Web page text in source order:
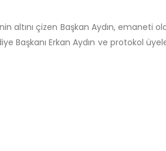
altını çizen Başkan Aydın, emaneti
Başkanı Erkan Aydın ve protokol